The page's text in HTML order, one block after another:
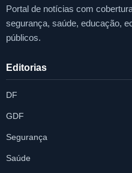
Portal de notícias com
segurança, saúde, educação,
públicos.
Editorias
DF
GDF
Segurança
Saúde